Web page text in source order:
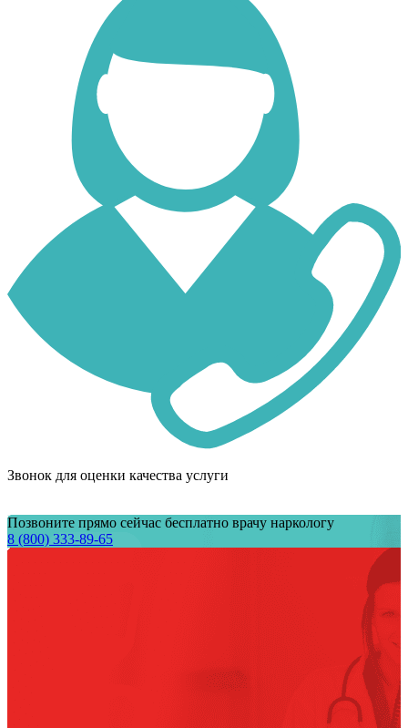
Звонок для оценки качества услуги
Позвоните прямо сейчас бесплатно врачу наркологу
8 (800) 333-89-65